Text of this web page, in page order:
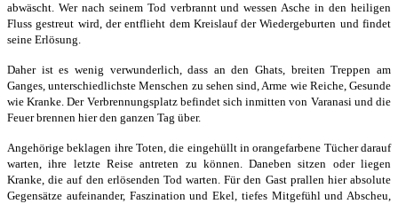
abwäscht. Wer nach seinem Tod verbrannt und wessen Asche in den heiligen
Fluss gestreut wird, der entflieht dem Kreislauf der Wiedergeburten und findet
seine Erlösung.
Daher ist es wenig verwunderlich, dass an den Ghats, breiten Treppen am
Ganges, unterschiedlichste Menschen zu sehen sind, Arme wie Reiche, Gesunde
wie Kranke. Der Verbrennungsplatz befindet sich inmitten von Varanasi und die
Feuer brennen hier den ganzen Tag über.
Angehörige beklagen ihre Toten, die eingehüllt in orangefarbene Tücher darauf
warten, ihre letzte Reise antreten zu können. Daneben sitzen oder liegen
Kranke, die auf den erlösenden Tod warten. Für den Gast prallen hier absolute
Gegensätze aufeinander, Faszination und Ekel, tiefes Mitgefühl und Abscheu,